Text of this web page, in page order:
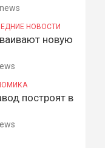
НОВОСТИ
новую
построят в